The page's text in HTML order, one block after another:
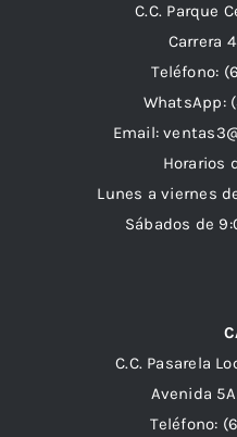
C.C. Parque
Carrera
Teléfono:
WhatsApp:
Email:
Horarios
Lunes a viernes
Sábados de
C.C. Pasarela
Avenida
Teléfono: